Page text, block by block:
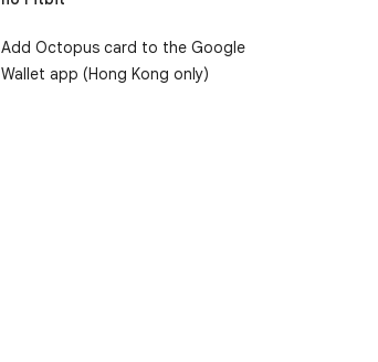
Add Octopus card to the Google
Wallet app (Hong Kong only)